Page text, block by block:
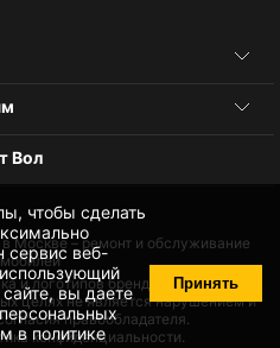
чтобы сделать
сервис веб-
вы даете
в политике
Принять
Вол
Москве – ремонт и обслуживание
и логотипов бренда происходит
целях не является нарушением и
правообладателя.
конфиденциальности.